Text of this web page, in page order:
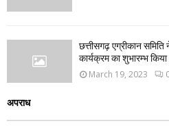
छत्तीसगढ़ एग्रीकान
कार्यक्रम का शुभारम्भ किया
March 19, 2023
अपराध